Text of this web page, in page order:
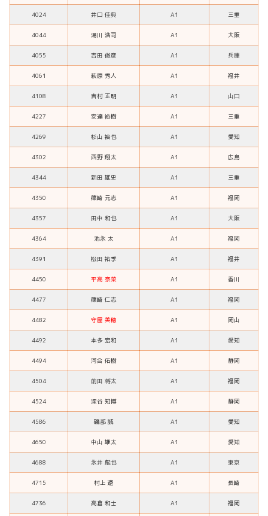
4024 井口 佳典 A1 三重
4044 湯川 浩司 A1 大阪
4055 吉田 俊彦 A1 兵庫
4061 萩原 秀人 A1 福井
4108 吉村 正明 A1 山口
4227 安達 裕樹 A1 三重
4269 杉山 裕也 A1 愛知
4302 西野 翔太 A1 広島
4344 新田 雄史 A1 三重
4350 篠崎 元志 A1 福岡
4357 田中 和也 A1 大阪
4364 池永 太 A1 福岡
4391 松田 祐季 A1 福井
4450 平高 奈菜 A1 香川
4477 篠崎 仁志 A1 福岡
4482 守屋 美穂 A1 岡山
4492 本多 宏和 A1 愛知
4494 河合 佑樹 A1 静岡
4504 前田 将太 A1 福岡
4524 深谷 知博 A1 静岡
4586 磯部 誠 A1 愛知
4650 中山 雄太 A1 愛知
4688 永井 彪也 A1 東京
4715 村上 遼 A1 長崎
4736 高倉 和士 A1 福岡